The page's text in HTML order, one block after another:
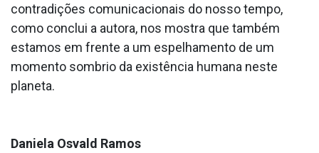
contradições comunicacionais do nosso tempo,
como conclui a autora, nos mostra que também
estamos em frente a um espelhamento de um
momento sombrio da existência humana neste
planeta.
Daniela Osvald Ramos